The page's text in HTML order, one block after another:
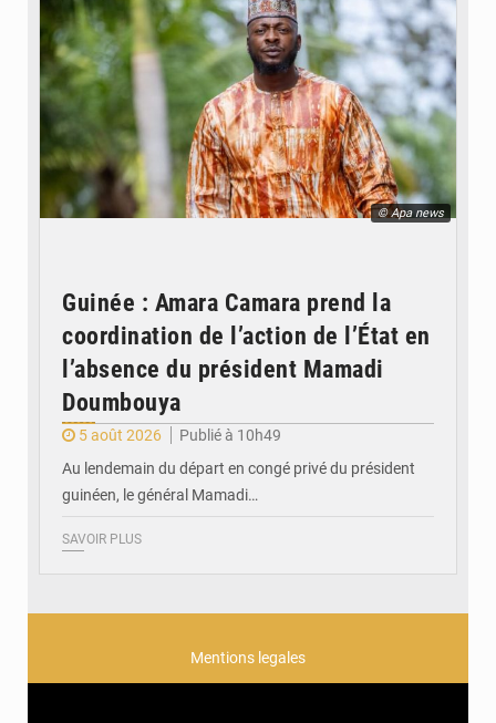
© Apa news
Guinée : Amara Camara prend la
coordination de l’action de l’État en
l’absence du président Mamadi
Doumbouya
5 août 2026
Publié à 10h49
Au lendemain du départ en congé privé du président
guinéen, le général Mamadi…
SAVOIR PLUS
Mentions legales